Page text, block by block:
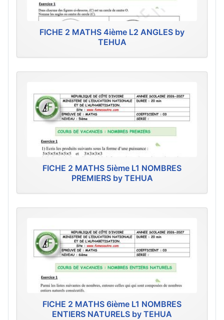
FICHE 2 MATHS 4ième L2 ANGLES by
TEHUA
FICHE 2 MATHS 5ième L1 NOMBRES
PREMIERS by TEHUA
FICHE 2 MATHS 6ième L1 NOMBRES
ENTIERS NATURELS by TEHUA